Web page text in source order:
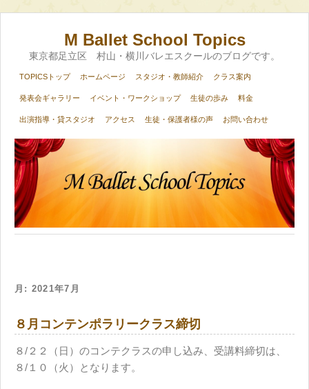
M Ballet School Topics
東京都足立区 村山・横川バレエスクールのブログです。
TOPICSトップ ホームページ スタジオ・教師紹介 クラス案内
発表会ギャラリー イベント・ワークショップ 生徒の歩み 料金
出演指導・貸スタジオ アクセス 生徒・保護者様の声 お問い合わせ
月: 2021年7月
８月コンテンポラリークラス締切
８/２２（日）のコンテクラスの申し込み、受講料締切は、
８/１０（火）となります。